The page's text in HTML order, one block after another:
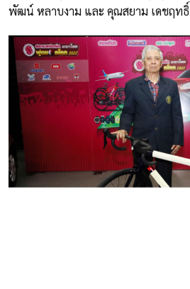
พัฒน์ หลาบงาม และ คุณสยาม เดชฤทธิ์